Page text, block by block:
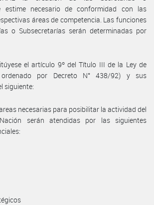
estime necesario de conformidad con las
áreas de competencia. Las funciones
o Subsecretarías serán determinadas por
el artículo 9º del Título III de la Ley de
por Decreto N° 438/92) y sus
siguiente:
tareas necesarias para posibilitar la actividad del
serán atendidas por las siguientes